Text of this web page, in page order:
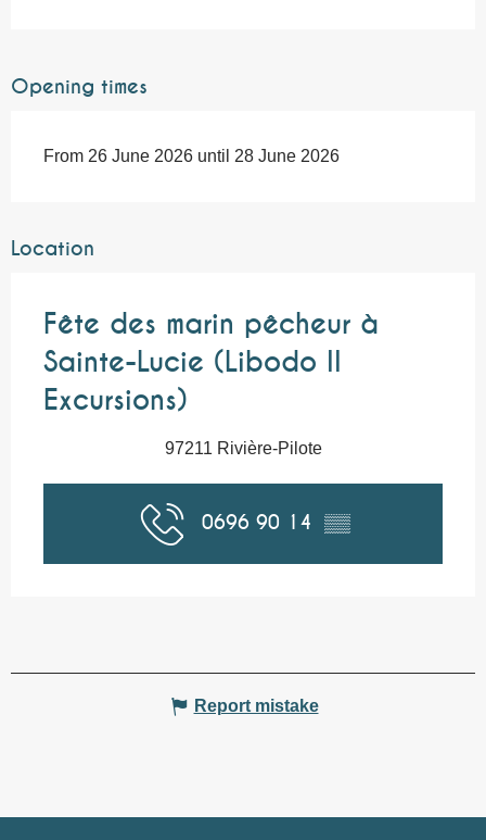
Opening times
From 26 June 2026 until 28 June 2026
Location
Fête des marin pêcheur à
Sainte-Lucie (Libodo II
Excursions)
97211 Rivière-Pilote
0696 90 14 ▒▒
Report mistake